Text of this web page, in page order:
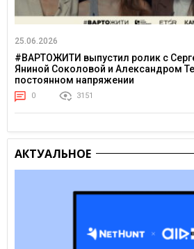
25.06.2026
#ВАРТОЖИТИ выпустил ролик с
Яниной Соколовой и Александром
постоянном напряжении
0 3151
АКТУАЛЬНОЕ